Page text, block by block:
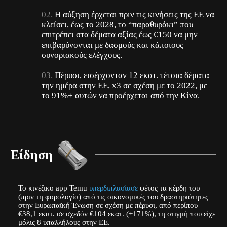
Η αύξηση έρχεται πριν τις κινήσεις της ΕΕ να
κλείσει, έως το 2028, το “παραθυράκι” που
επιτρέπει στα δέματα αξίας έως €150 να μην
επιβαρύνονται με δασμούς και κάποιους
συνοριακούς ελέγχους.
Πέρυσι, εισέρχονταν 12 εκατ. τέτοια δέματα
την ημέρα στην ΕΕ, x3 σε σχέση με το 2022, με
το 91%+ αυτώννα προέρχεται από την Κίνα.
Είδηση
Το κινέζικο app Temu υπερδιπλασίασεφέτος τα κέρδη του
(πριν τη φορολογία) από τις οικονομικές του δραστηριότητες
στην Ευρωπαϊκή Ένωση σε σχέση με πέρυσι, από περίπου
€38,1 εκατ. σε σχεδόν €104 εκατ. (+171%), τη στιγμή που είχε
μόλις 8 υπαλλήλους στην ΕΕ.